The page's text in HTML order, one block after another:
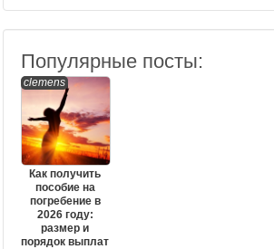
Популярные посты:
clemens
Как получить
пособие на
погребение в
2026 году:
размер и
порядок выплат